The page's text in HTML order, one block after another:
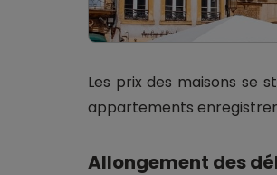
Les prix des maisons se
appartements
Allongement des